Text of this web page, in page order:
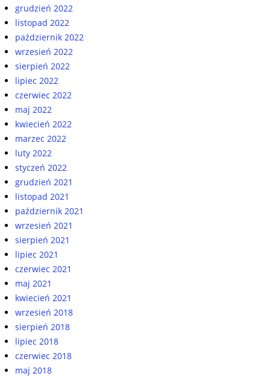
grudzień 2022
listopad 2022
październik 2022
wrzesień 2022
sierpień 2022
lipiec 2022
czerwiec 2022
maj 2022
kwiecień 2022
marzec 2022
luty 2022
styczeń 2022
grudzień 2021
listopad 2021
październik 2021
wrzesień 2021
sierpień 2021
lipiec 2021
czerwiec 2021
maj 2021
kwiecień 2021
wrzesień 2018
sierpień 2018
lipiec 2018
czerwiec 2018
maj 2018